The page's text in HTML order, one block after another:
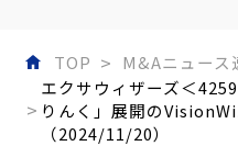
TOP
M&Aニュース
エクサウィザーズ＜
りんく」展開の
（2024/11/20）